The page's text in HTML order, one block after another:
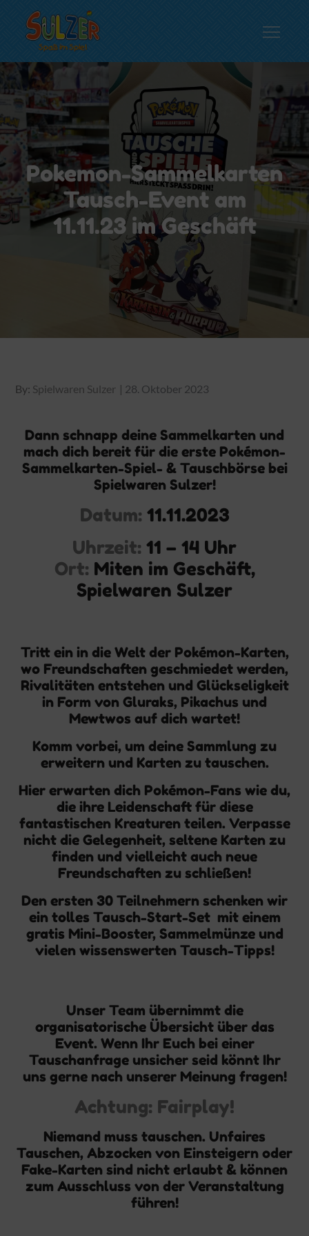
Spielwaren Sulzer
Pokemon-Sammelkarten
Tausch-Event am
11.11.23 im Geschäft
By: Spielwaren Sulzer
Posted
28. Oktober 2023
Dann schnapp deine Sammelkarten und
mach dich bereit für die erste Pokémon-
Sammelkarten-Spiel- & Tauschbörse bei
Spielwaren Sulzer!
Datum: 11.11.2023
Uhrzeit: 11 – 14 Uhr
Ort: Miten im Geschäft,
Spielwaren Sulzer
Tritt ein in die Welt der Pokémon-Karten,
wo Freundschaften geschmiedet werden,
Rivalitäten entstehen und Glückseligkeit
in Form von Gluraks, Pikachus und
Mewtwos auf dich wartet!
Komm vorbei, um deine Sammlung zu
erweitern und Karten zu tauschen.
Hier erwarten dich Pokémon-Fans wie du,
die ihre Leidenschaft für diese
fantastischen Kreaturen teilen. Verpasse
nicht die Gelegenheit, seltene Karten zu
finden und vielleicht auch neue
Freundschaften zu schließen!
Den ersten 30 Teilnehmern schenken wir
ein tolles Tausch-Start-Set mit einem
gratis Mini-Booster, Sammelmünze und
vielen wissenswerten Tausch-Tipps!
Unser Team übernimmt die
organisatorische Übersicht über das
Event. Wenn Ihr Euch bei einer
Tauschanfrage unsicher seid könnt Ihr
uns gerne nach unserer Meinung fragen!
Achtung: Fairplay!
Niemand muss tauschen. Unfaires
Tauschen, Abzocken von Einsteigern oder
Fake-Karten sind nicht erlaubt & können
zum Ausschluss von der Veranstaltung
führen!